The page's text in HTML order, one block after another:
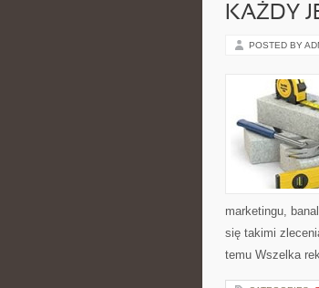
KAŻDY
POSTED BY
marketingu,
się takimi
temu Wszelka